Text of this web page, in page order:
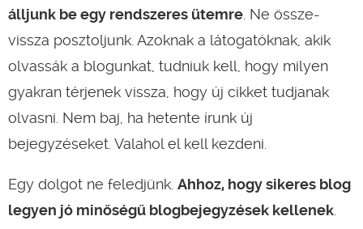
álljunk be egy rendszeres ütemre . Ne össze-
vissza posztoljunk. Azoknak a látogatóknak, akik
olvassák a blogunkat, tudniuk kell, hogy milyen
gyakran térjenek vissza, hogy új cikket tudjanak
olvasni. Nem baj, ha hetente írunk új
bejegyzéseket. Valahol el kell kezdeni.
Egy dolgot ne feledjünk. Ahhoz, hogy sikeres blog
legyen jó minőségű blogbejegyzések kellenek